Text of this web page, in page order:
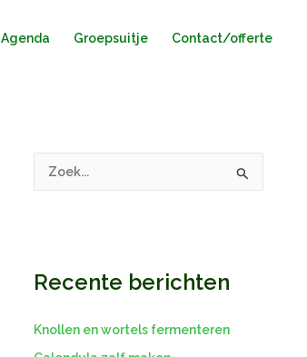
Agenda Groepsuitje Contact/offerte
n
a
Recente berichten
Knollen en wortels fermenteren